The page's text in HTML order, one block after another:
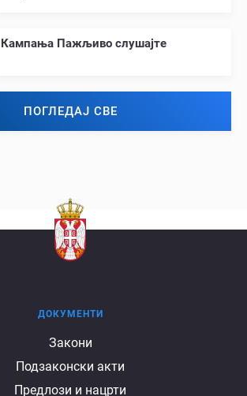
Кампања Пажљиво слушајте
ПОГЛЕДАЈ СВЕ
ДОКУМЕНТИ
Закони
Подзаконски акти
Предлози и нацрти